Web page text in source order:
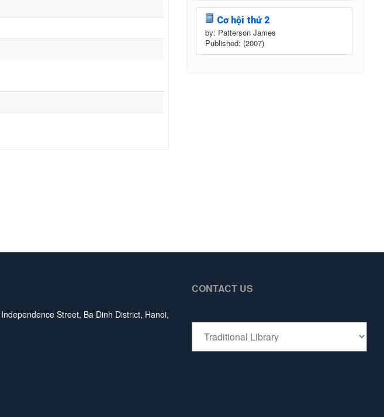
Cơ hội thứ 2
by: Patterson James
Published: (2007)
Street, Ba Dinh District, Hanoi,
CONTACT US